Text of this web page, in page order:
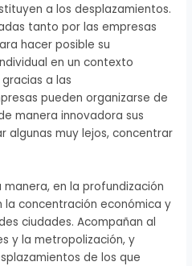
a los desplazamientos.
tanto por las empresas
hacer posible su
en un contexto
a las
pueden organizarse de
manera innovadora sus
algunas muy lejos, concentrar
manera, en la profundización
la concentración económica y
ciudades. Acompañan al
y la metropolización, y
de los que